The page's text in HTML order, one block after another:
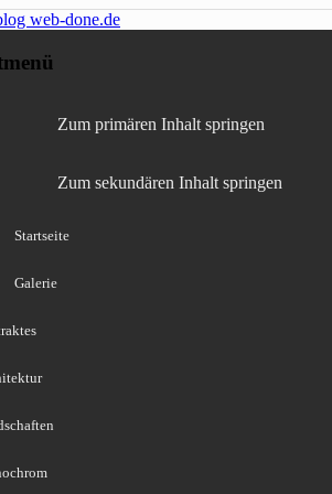
Fotoblog web-
Zum primären Inhalt springen
Zum sekundären Inhalt springen
Startseite
Galerie